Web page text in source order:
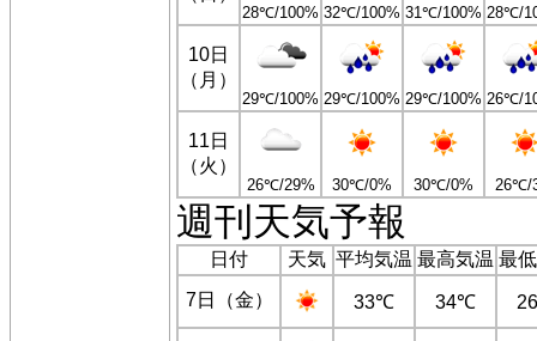
28℃/100% 32℃/100% 31℃/100% 28℃/
10日
（月）
29℃/100% 29℃/100% 29℃/100% 26℃/
11日
（火）
26℃/29% 30℃/0% 30℃/0% 26℃/
週刊天気予報
日付 天気 平均気温 最高気温 最
7日（金）
33℃ 34℃